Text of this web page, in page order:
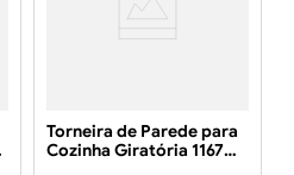
Torneira de Parede para
Cozinha Giratória 1167